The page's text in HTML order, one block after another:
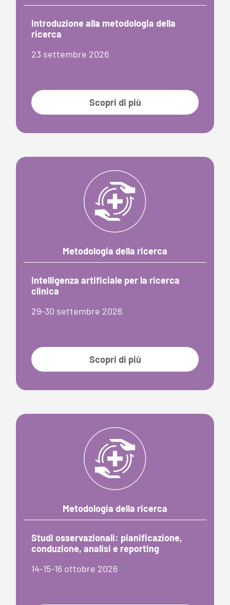
Introduzione alla metodologia della
ricerca
23 settembre 2026
Scopri di più
Metodologia della ricerca
Intelligenza artificiale per la ricerca
clinica
29-30 settembre 2026
Scopri di più
Metodologia della ricerca
Studi osservazionali: pianificazione,
conduzione, analisi e reporting
14-15-16 ottobre 2026